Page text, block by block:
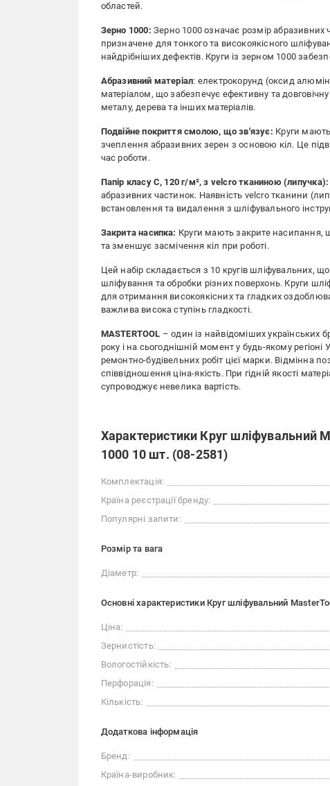
областей.
Зерно 1000: Зерно 1000 означає розмір абразивних
призначене для тонкого та високоякісного
найдрібніших дефектів. Круги із зерном 1000
Абразивний матеріал: електрокорунд (оксид
матеріалом, що забезпечує ефективну та
металу, дерева та інших матеріалів.
Подвійне покриття смолою, що зв'язує: Круги
зчеплення абразивних зерен з основою кіл. Це
час роботи.
Папір класу C, 120 г/м², з velcro тканиною (липучка):
абразивних частинок. Наявність velcro тканини
встановлення та видалення з шліфувального
Закрита насипка: Круги мають закрите насипання,
та зменшує засмічення кіл при роботі.
Цей набір складається з 10 кругів шліфувальних,
шліфування та обробки різних поверхонь. Круги
для отримання високоякісних та гладких
важлива висока ступінь гладкості.
MASTERTOOL – один із найвідоміших українських
року і на сьогоднішній момент у будь-якому
ремонтно-будівельних робіт цієї марки. Відмінна
співвідношення ціна-якість. При гідній якості
супроводжує невелика вартість.
Характеристики Круг шліфувальний
1000 10 шт. (08-2581)
Комплектація:
Країна реєстрації бренду:
Популярні запити:
Розмір та вага
Діаметр:
Основні характеристики Круг шліфувальний
Ціна:
Зернистість:
Вологостійкість:
Перфорація:
Кількість:
Додаткова інформація
Бренд:
Країна-виробник: